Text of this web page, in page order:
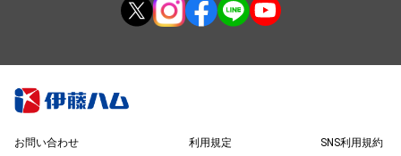
お問い合わせ 利用規定 SNS利用規約